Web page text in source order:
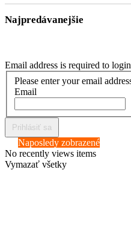
Zákaznícky servis
VOP
Odstúpenie od zmluvy
Online odstúpenie od
Facebook
Blog
Najpredávanejšie
Mikroténové sáčky
LDPE fólie
Sáčky na exkrementy
Fólia na fóliovníky
Agrofólie
Igelitové tašky
Email address is required to login
Please enter your email
Email
Prihlásiť sa
Naposledy zobrazené
No recently views items
Vymazať všetky